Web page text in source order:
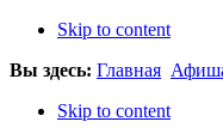
Skip to content
Вы здесь: Главная
Skip to content